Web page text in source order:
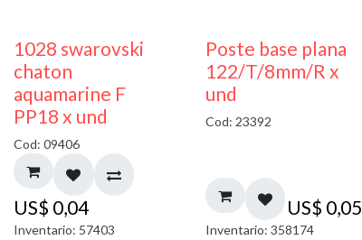
1028 swarovski
chaton
aquamarine F
PP18 x und
Cod: 09406
US$ 0,04
Inventario: 57403
Poste base plana
122/T/8mm/R x
und
Cod: 23392
US$ 0,05
Inventario: 358174